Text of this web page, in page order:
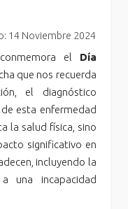
14 Noviembre 2024
el Día
que nos recuerda
el diagnóstico
esta enfermedad
la salud física, sino
significativo en
incluyendo la
una incapacidad